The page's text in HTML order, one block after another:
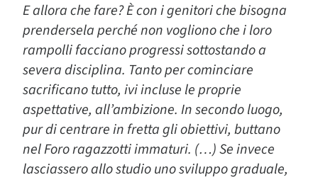
E allora che fare? È con i genitori che bisogna
prendersela perché non vogliono che i loro
rampolli facciano progressi sottostando a
severa disciplina. Tanto per cominciare
sacrificano tutto, ivi incluse le proprie
aspettative, all’ambizione. In secondo luogo,
pur di centrare in fretta gli obiettivi, buttano
nel Foro ragazzotti immaturi. (…) Se invece
lasciassero allo studio uno sviluppo graduale,